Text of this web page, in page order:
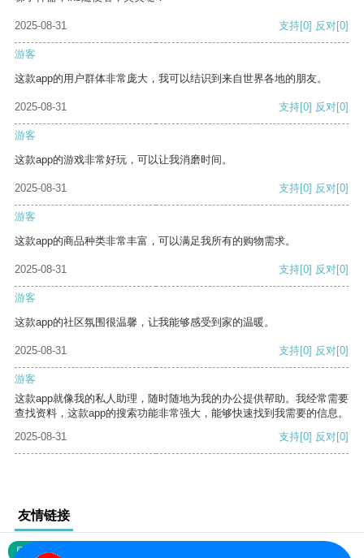
2025-08-31 支持[0] 反对[0]
游客
这款app的用户群体非常庞大，我可以结识到来自世界各地的朋友。
2025-08-31 支持[0] 反对[0]
游客
这款app的游戏非常好玩，可以让我消磨时间。
2025-08-31 支持[0] 反对[0]
游客
这款app的商品种类非常丰富，可以满足我所有的购物需求。
2025-08-31 支持[0] 反对[0]
游客
这款app的社区氛围很温馨，让我能够感受到家的温暖。
2025-08-31 支持[0] 反对[0]
游客
这款app就像我的私人助理，随时随地为我的办公提供帮助。我经常需要
查找资料，这款app的搜索功能非常强大，能够快速找到我需要的信息。
2025-08-31
支持[0] 反对[0]
友情链接
网站地图